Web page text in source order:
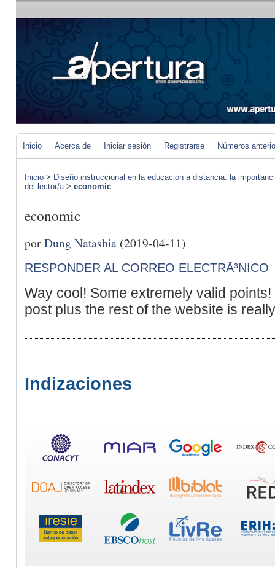
Inicio Acerca de Iniciar sesión Registrarse Números
Inicio > Diseño instruccional en la educación a distancia: la
del lector/a> economic
economic
porDung Natashia (2019-04-11)
RESPONDER AL CORREO ELECTRÃ³NICO
Way cool! Some extremely valid
post plus the rest of the website is
Indizaciones